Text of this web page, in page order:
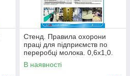
Стенд. Правила охорони
праці для підприємств по
переробці молока. 0,6х1,0.
Пластик
В наявності